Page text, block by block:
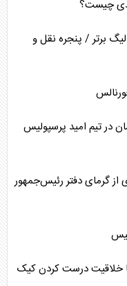
چیست؟
برتر / پنجره نقل و
در تیم امید پرسپولیس
از گرمای دفتر رئیس‌جمهور
خلاقیت درست کردن کیک